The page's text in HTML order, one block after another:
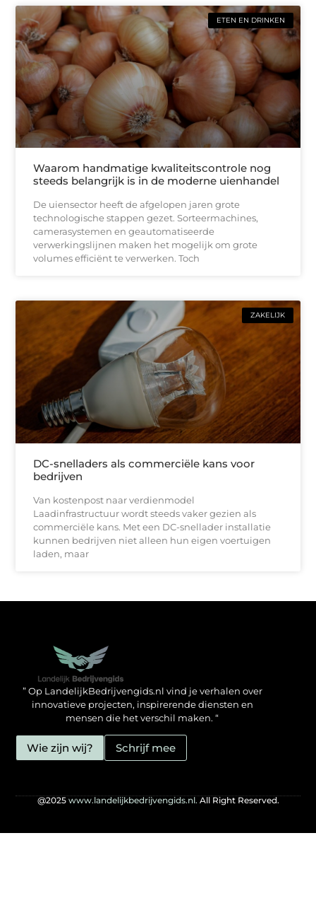
ETEN EN DRINKEN
Waarom handmatige kwaliteitscontrole nog
steeds belangrijk is in de moderne uienhandel
De uiensector heeft de afgelopen jaren grote
technologische stappen gezet. Sorteermachines,
camerasystemen en geautomatiseerde
verwerkingslijnen maken het mogelijk om grote
volumes efficiënt te verwerken. Toch
ZAKELIJK
DC-snelladers als commerciële kans voor
bedrijven
Van kostenpost naar verdienmodel
Laadinfrastructuur wordt steeds vaker gezien als
commerciële kans. Met een DC-snellader installatie
kunnen bedrijven niet alleen hun eigen voertuigen
laden, maar
” Op LandelijkBedrijvengids.nl vind je verhalen over
innovatieve projecten, inspirerende diensten en
mensen die het verschil maken. “
Wie zijn wij? Schrijf mee
@2025www.landelijkbedrijvengids.nl.All Right Reserved.